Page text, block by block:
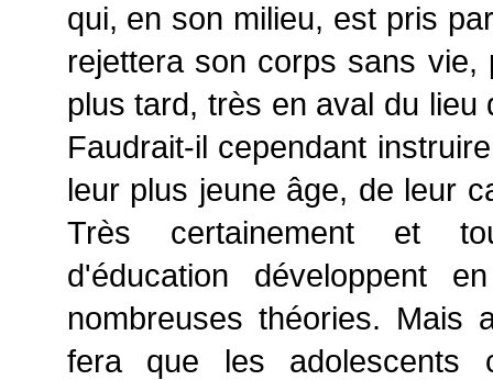
qui, en son milieu, est pris
rejettera son corps sans vie,
plus tard, très en aval du lieu
Faudrait-il cependant
leur plus jeune âge, de leur
Très certainement et
d'éducation développent
nombreuses théories. Mais
fera que les adolescents